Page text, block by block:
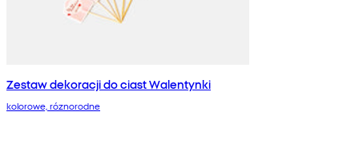
Zestaw dekoracji do ciast Walentynki
kolorowe, róznorodne